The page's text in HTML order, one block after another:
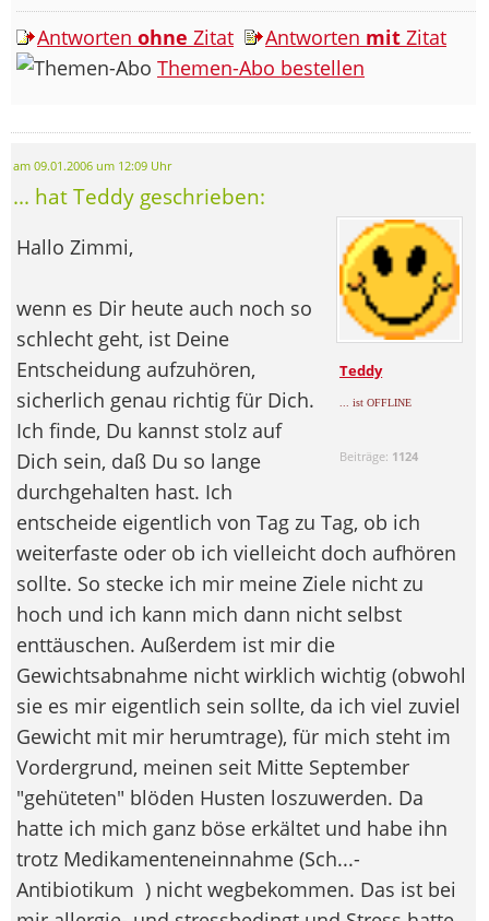
Antworten ohne Zitat Antworten mit Zitat
Themen-Abo bestellen
am 09.01.2006 um 12:09 Uhr
... hat Teddy geschrieben:
Teddy
... ist OFFLINE
Beiträge: 1124
Hallo Zimmi,
wenn es Dir heute auch noch so
schlecht geht, ist Deine
Entscheidung aufzuhören,
sicherlich genau richtig für Dich.
Ich finde, Du kannst stolz auf
Dich sein, daß Du so lange
durchgehalten hast. Ich
entscheide eigentlich von Tag zu Tag, ob ich
weiterfaste oder ob ich vielleicht doch aufhören
sollte. So stecke ich mir meine Ziele nicht zu
hoch und ich kann mich dann nicht selbst
enttäuschen. Außerdem ist mir die
Gewichtsabnahme nicht wirklich wichtig (obwohl
sie es mir eigentlich sein sollte, da ich viel zuviel
Gewicht mit mir herumtrage), für mich steht im
Vordergrund, meinen seit Mitte September
"gehüteten" blöden Husten loszuwerden. Da
hatte ich mich ganz böse erkältet und habe ihn
trotz Medikamenteneinnahme (Sch...-
Antibiotikum ) nicht wegbekommen. Das ist bei